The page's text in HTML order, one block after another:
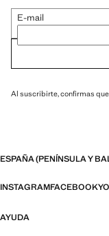
E-mail
Al suscribirte, confirmas
ESPAÑA (PENÍNSULA Y
INSTAGRAMFACEBOOK
AYUDA